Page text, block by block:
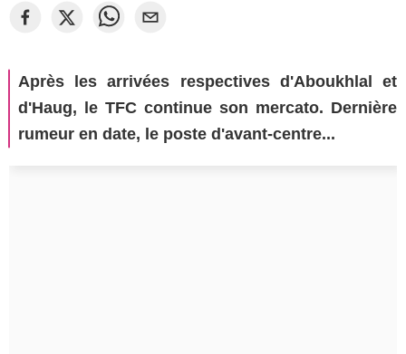
Après les arrivées respectives d'Aboukhlal et
d'Haug, le TFC continue son mercato. Dernière
rumeur en date, le poste d'avant-centre...